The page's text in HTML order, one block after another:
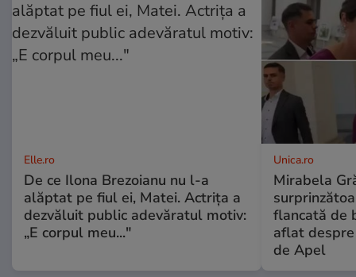
Elle.ro
De ce Ilona Brezoianu nu l-a
alăptat pe fiul ei, Matei. Actrița a
dezvăluit public adevăratul motiv:
„E corpul meu..."
Unica.ro
Mirabela
flancată de
aflat
de Apel